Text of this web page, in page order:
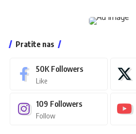
Pratite nas
50K Followers
Like
109 Followers
Follow